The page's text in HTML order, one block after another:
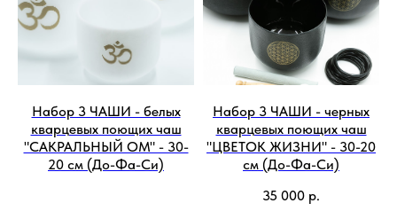
Набор 3 ЧАШИ - белых
кварцевых поющих чаш
"САКРАЛЬНЫЙ ОМ" - 30-
20 см (До-Фа-Си)
Набор 3 ЧАШИ - черных
кварцевых поющих чаш
"ЦВЕТОК ЖИЗНИ" - 30-20
см (До-Фа-Си)
35 000 р.